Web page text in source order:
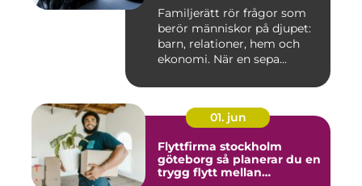
Familjerätt rör frågor som
berör människor på djupet:
barn, relationer, hem och
ekonomi. När en sepa...
01. jun
Flyttfirma stockholm
göteborg så planerar du en
trygg flytt mellan